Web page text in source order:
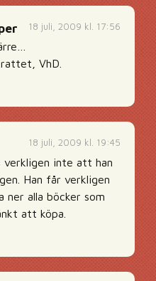
18 juli, 2009 kl. 17:56
VhD.
18 juli, 2009 kl. 19:45
verkligen inte att han
Han får verkligen
ner alla böcker som
att köpa.